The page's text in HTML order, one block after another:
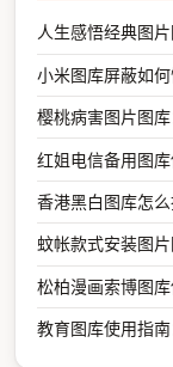
人生感悟经典图
小米图库屏蔽如
樱桃病害图片图
红姐电信备用图
香港黑白图库怎
蚊帐款式安装图
松柏漫画索博图
教育图库使用指